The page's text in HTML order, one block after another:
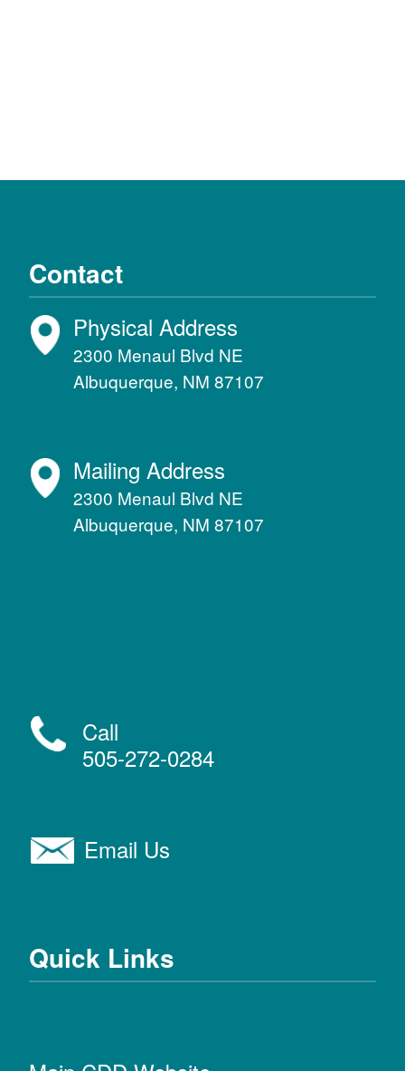
Contact
Physical Address
2300 Menaul Blvd NE
Albuquerque, NM 87107
Mailing Address
2300 Menaul Blvd NE
Albuquerque, NM 87107
Call
505-272-0284
Email Us
Quick Links